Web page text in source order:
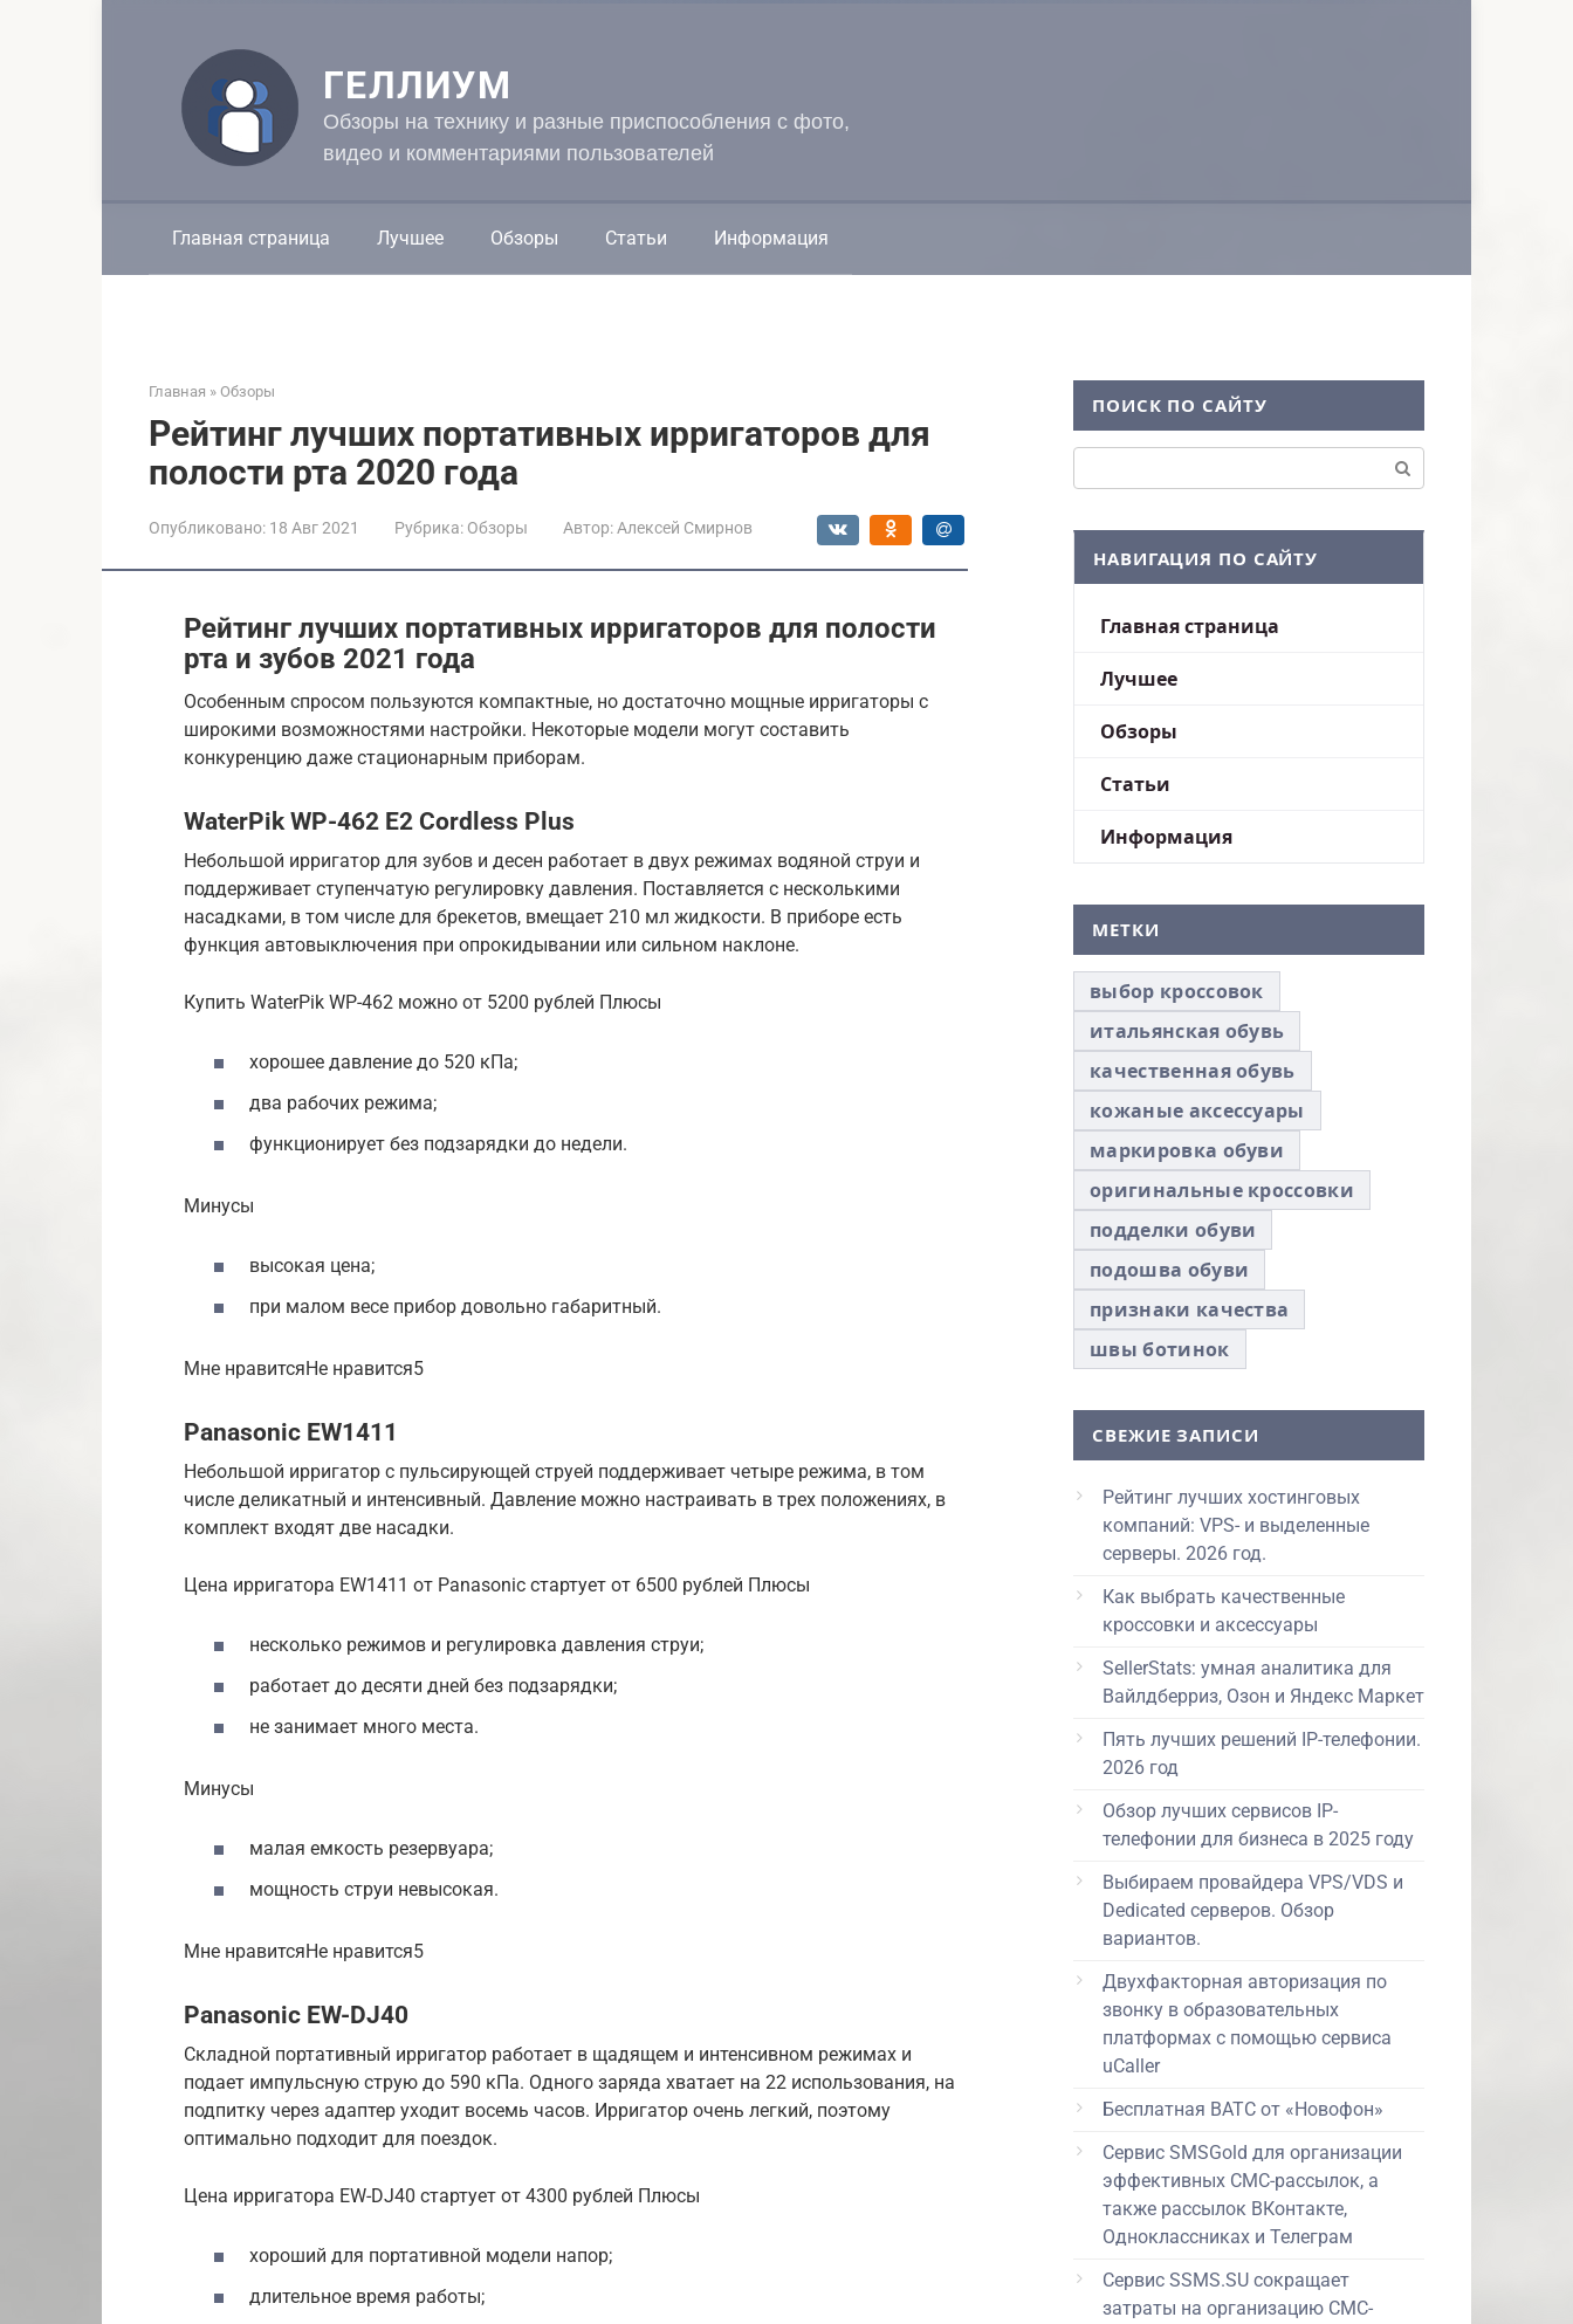
ГЕЛЛИУМ
Обзоры на технику и разные приспособления с фото,
видео и комментариями пользователей
Главная страница Лучшее Обзоры Статьи Информация
Главная » Обзоры
Рейтинг лучших портативных ирригаторов для
полости рта 2020 года
Опубликовано: 18 Авг 2021 Рубрика: Обзоры Автор: Алексей Смирнов
Рейтинг лучших портативных ирригаторов для полости
рта и зубов 2021 года
Особенным спросом пользуются компактные, но достаточно мощные ирригаторы с
широкими возможностями настройки. Некоторые модели могут составить
конкуренцию даже стационарным приборам.
WaterPik WP-462 E2 Cordless Plus
Небольшой ирригатор для зубов и десен работает в двух режимах водяной струи и
поддерживает ступенчатую регулировку давления. Поставляется с несколькими
насадками, в том числе для брекетов, вмещает 210 мл жидкости. В приборе есть
функция автовыключения при опрокидывании или сильном наклоне.
Купить WaterPik WP-462 можно от 5200 рублей Плюсы
хорошее давление до 520 кПа;
два рабочих режима;
функционирует без подзарядки до недели.
Минусы
высокая цена;
при малом весе прибор довольно габаритный.
Мне нравитсяНе нравится5
Panasonic EW1411
Небольшой ирригатор с пульсирующей струей поддерживает четыре режима, в том
числе деликатный и интенсивный. Давление можно настраивать в трех положениях, в
комплект входят две насадки.
Цена ирригатора EW1411 от Panasonic стартует от 6500 рублей Плюсы
несколько режимов и регулировка давления струи;
работает до десяти дней без подзарядки;
не занимает много места.
Минусы
малая емкость резервуара;
мощность струи невысокая.
Мне нравитсяНе нравится5
Panasonic EW-DJ40
Складной портативный ирригатор работает в щадящем и интенсивном режимах и
подает импульсную струю до 590 кПа. Одного заряда хватает на 22 использования, на
подпитку через адаптер уходит восемь часов. Ирригатор очень легкий, поэтому
оптимально подходит для поездок.
Цена ирригатора EW-DJ40 стартует от 4300 рублей Плюсы
хороший для портативной модели напор;
длительное время работы;
ПОИСК ПО САЙТУ
НАВИГАЦИЯ ПО САЙТУ
Главная страница
Лучшее
Обзоры
Статьи
Информация
МЕТКИ
выбор кроссовок
итальянская обувь
качественная обувь
кожаные аксессуары
маркировка обуви
оригинальные кроссовки
подделки обуви
подошва обуви
признаки качества
швы ботинок
СВЕЖИЕ ЗАПИСИ
Рейтинг лучших хостинговых
компаний: VPS- и выделенные
серверы. 2026 год.
Как выбрать качественные
кроссовки и аксессуары
SellerStats: умная аналитика для
Вайлдберриз, Озон и Яндекс Маркет
Пять лучших решений IP-телефонии.
2026 год
Обзор лучших сервисов IP-
телефонии для бизнеса в 2025 году
Выбираем провайдера VPS/VDS и
Dedicated серверов. Обзор
вариантов.
Двухфакторная авторизация по
звонку в образовательных
платформах с помощью сервиса
uCaller
Бесплатная ВАТС от «Новофон»
Сервис SMSGold для организации
эффективных СМС-рассылок, а
также рассылок ВКонтакте,
Одноклассниках и Телеграм
Сервис SSMS.SU сокращает
затраты на организацию СМС-